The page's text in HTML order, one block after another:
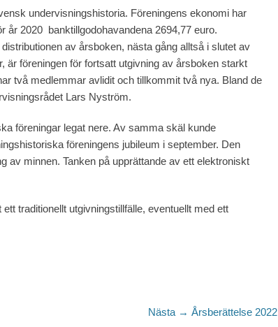
undervisningshistoria. Föreningens ekonomi har
år 2020 banktillgodohavandena 2694,77 euro.
av årsboken, nästa gång alltså i slutet av
är föreningen för fortsatt utgivning av årsboken starkt
två medlemmar avlidit och tillkommit två nya. Bland de
Lars Nyström.
föreningar legat nere. Av samma skäl kunde
föreningens jubileum i september. Den
av minnen. Tanken på upprättande av ett elektroniskt
traditionellt utgivningstillfälle, eventuellt med ett
Nästa → Nästa
Årsberättelse 2022